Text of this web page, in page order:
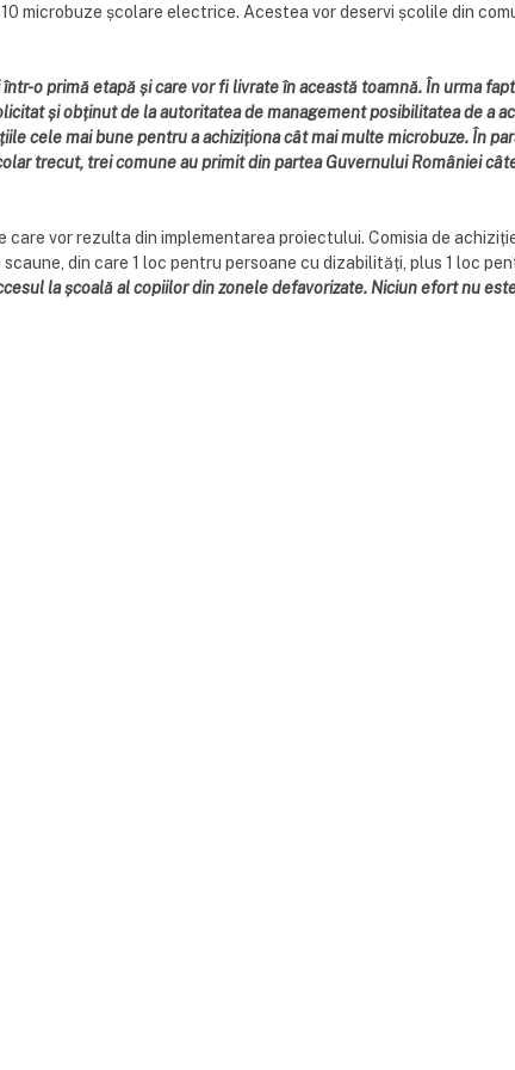
microbuze școlare electrice. Acestea vor deservi școlile din
o primă etapă și care vor fi livrate în această toamnă. În urma
și obținut de la autoritatea de management posibilitatea de a
cele mai bune pentru a achiziționa cât mai multe microbuze. În
trecut, trei comune au primit din partea Guvernului României
vor rezulta din implementarea proiectului. Comisia de
din care 1 loc pentru persoane cu dizabilități, plus 1 loc
la școală al copiilor din zonele defavorizate. Niciun efort nu